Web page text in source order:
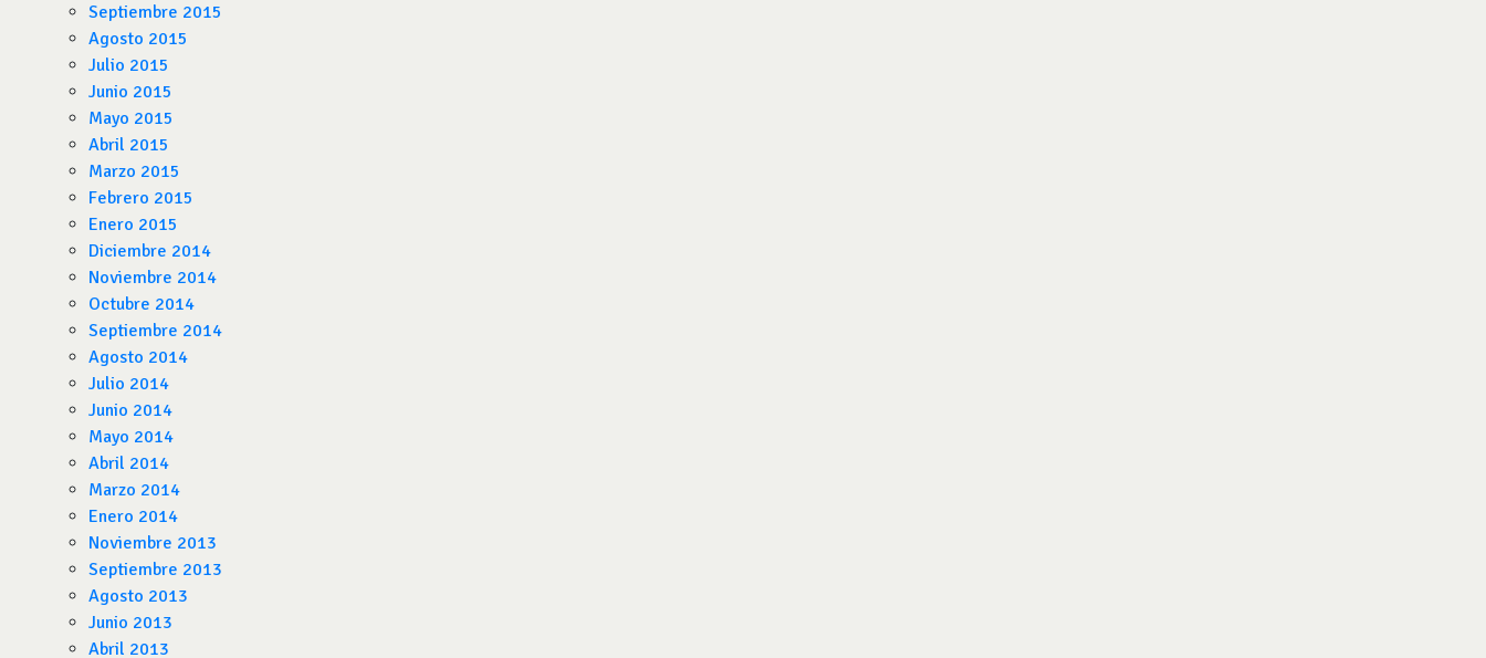
Septiembre 2015
Agosto 2015
Julio 2015
Junio 2015
Mayo 2015
Abril 2015
Marzo 2015
Febrero 2015
Enero 2015
Diciembre 2014
Noviembre 2014
Octubre 2014
Septiembre 2014
Agosto 2014
Julio 2014
Junio 2014
Mayo 2014
Abril 2014
Marzo 2014
Enero 2014
Noviembre 2013
Septiembre 2013
Agosto 2013
Junio 2013
Abril 2013